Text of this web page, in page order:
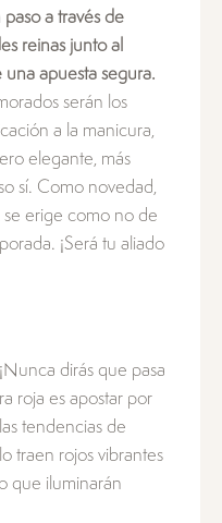
paso a través de
reinas junto al
apuesta segura.
serán los
a la manicura,
elegante, más
sí. Como novedad,
se erige como no de
¡Será tu aliado
dirás que pasa
roja es apostar por
tendencias de
traen rojos vibrantes
que iluminarán